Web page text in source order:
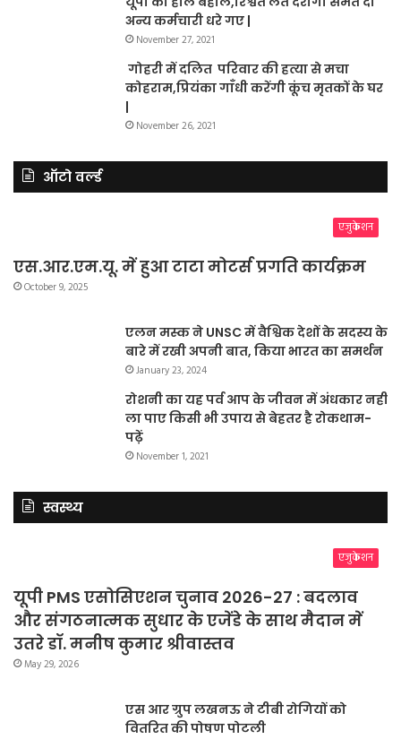
अन्य कर्मचारी धरे गए |
November 27, 2021
गोहरी में दलित परिवार की हत्या से मचा
कोहराम,प्रियंका गाँधी करेंगी कूंच मृतकों के घर
|
November 26, 2021
ऑटो वर्ल्ड
एजुकेशन
एस.आर.एम.यू. में हुआ टाटा मोटर्स प्रगति कार्यक्रम
October 9, 2025
एलन मस्क ने UNSC में वैश्विक देशों के सदस्य के
बारे में रखी अपनी बात, किया भारत का समर्थन
January 23, 2024
रोशनी का यह पर्व आप के जीवन में अंधकार नहीं
ला पाए किसी भी उपाय से बेहतर है रोकथाम-
पढ़ें
November 1, 2021
स्वस्थ्य
एजुकेशन
यूपी PMS एसोसिएशन चुनाव 2026-27 : बदलाव
और संगठनात्मक सुधार के एजेंडे के साथ मैदान में
उतरे डॉ. मनीष कुमार श्रीवास्तव
May 29, 2026
एस आर ग्रुप लखनऊ ने टीबी रोगियों को
वितरित की पोषण पोटली